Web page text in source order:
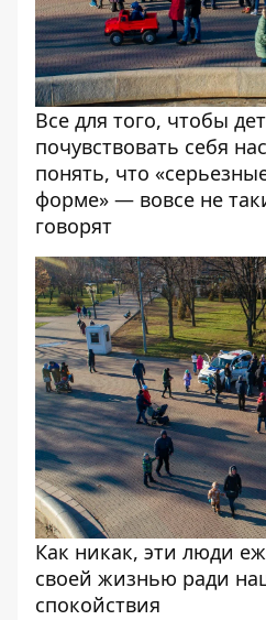
Все для того, чтобы
почувствовать себя
понять, что
форме» — вовсе не
говорят
Как никак, эти люди
своей жизнью ради
спокойствия